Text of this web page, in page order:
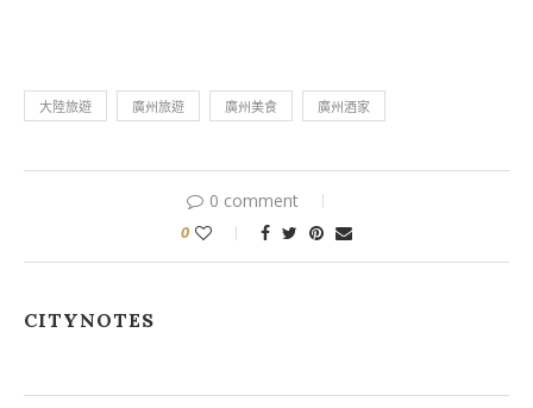
大陸旅遊 廣州旅遊 廣州美食 廣州酒家
0 comment
0
CITYNOTES